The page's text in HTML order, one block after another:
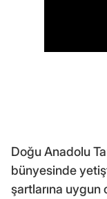
Doğu Anadolu
bünyesinde
şartlarına uygun